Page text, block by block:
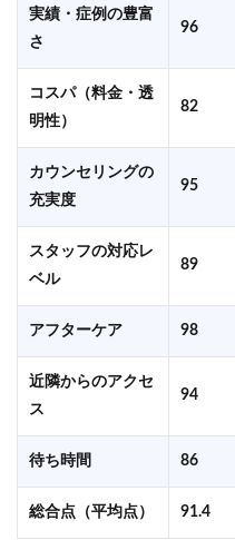
実績・症例の豊富
さ
96
コスパ（料金・透
明性）
82
カウンセリングの
充実度
95
スタッフの対応レ
ベル
89
アフターケア 98
近隣からのアクセ
ス
94
待ち時間 86
総合点（平均点） 91.4